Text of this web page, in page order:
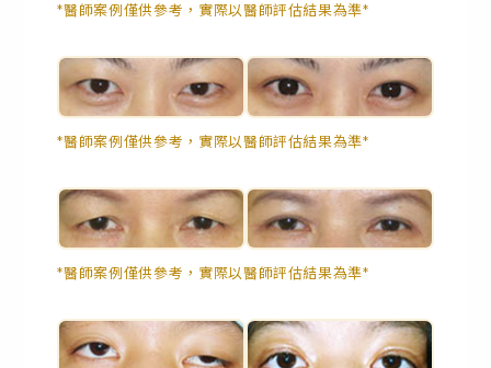
*醫師案例僅供參考，實際以醫師評估結果為準*
*醫師案例僅供參考，實際以醫師評估結果為準*
*醫師案例僅供參考，實際以醫師評估結果為準*